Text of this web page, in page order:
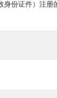
身份证件）注册